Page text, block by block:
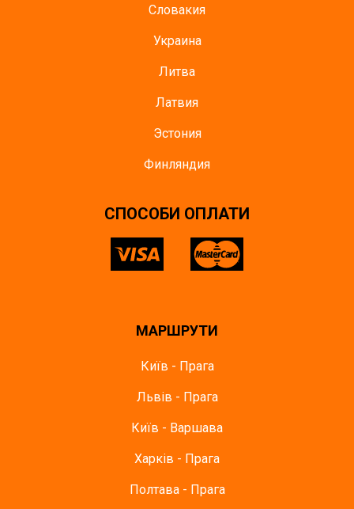
Словакия
Украина
Литва
Латвия
Эстония
Финляндия
СПОСОБИ ОПЛАТИ
МАРШРУТИ
Київ - Прага
Львів - Прага
Київ - Варшава
Харків - Прага
Полтава - Прага